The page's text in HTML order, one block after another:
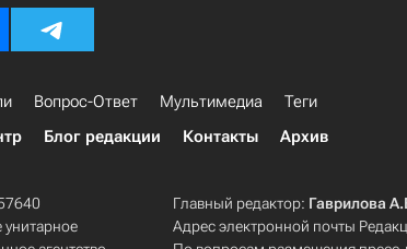
Вопрос-Ответ Мультимедиа
Теги
Блог редакции Контакты Архив
унитарное
Главный редактор: Гаврилова
Адрес электронной почты